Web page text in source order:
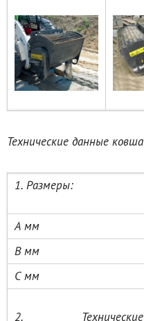
Технические данные ковша
1. Размеры:
А мм
В мм
С мм
2. Технические